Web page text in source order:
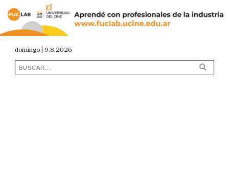
domingo | 9.8.2026